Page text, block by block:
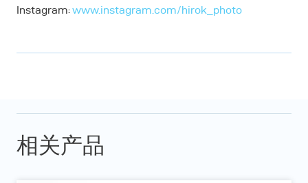
Instagram:www.instagram.com/hirok_photo
相关产品